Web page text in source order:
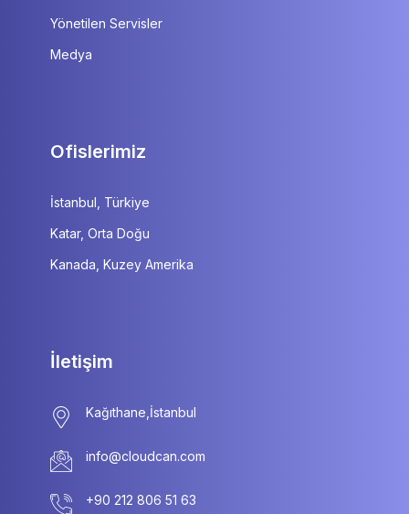
Yönetilen Servisler
Medya
Ofislerimiz
İstanbul, Türkiye
Katar, Orta Doğu
Kanada, Kuzey Amerika
İletişim
info@cloudcan.com
+90 212 806 51 63